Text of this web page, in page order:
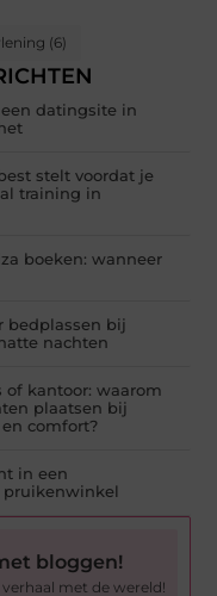
(6)
datingsite in
stelt voordat je
training in
boeken: wanneer
bedplassen bij
nachten
kantoor: waarom
plaatsen bij
comfort?
in een
pruikenwinkel
bloggen!
met de wereld!